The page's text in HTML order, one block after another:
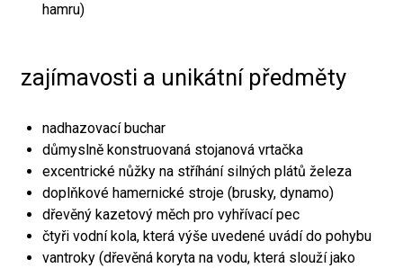
hamru)
zajímavosti a unikátní předměty
nadhazovací buchar
důmyslně konstruovaná stojanová vrtačka
excentrické nůžky na stříhání silných plátů železa
doplňkové hamernické stroje (brusky, dynamo)
dřevěný kazetový měch pro vyhřívací pec
čtyři vodní kola, která výše uvedené uvádí do pohybu
vantroky (dřevěná koryta na vodu, která slouží jako